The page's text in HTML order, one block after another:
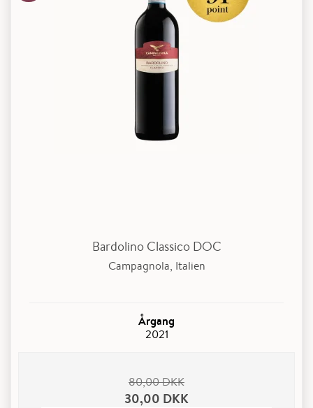
Bardolino Classico DOC
Campagnola, Italien
Årgang
2021
80,00 DKK
30,00 DKK